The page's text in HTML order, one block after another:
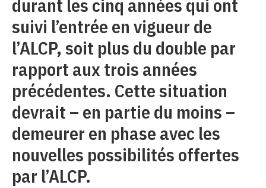
durant les cinq années qui ont
suivi l’entrée en vigueur de
l’ALCP, soit plus du double par
rapport aux trois années
précédentes. Cette situation
devrait – en partie du moins –
demeurer en phase avec les
nouvelles possibilités offertes
par l’ALCP.